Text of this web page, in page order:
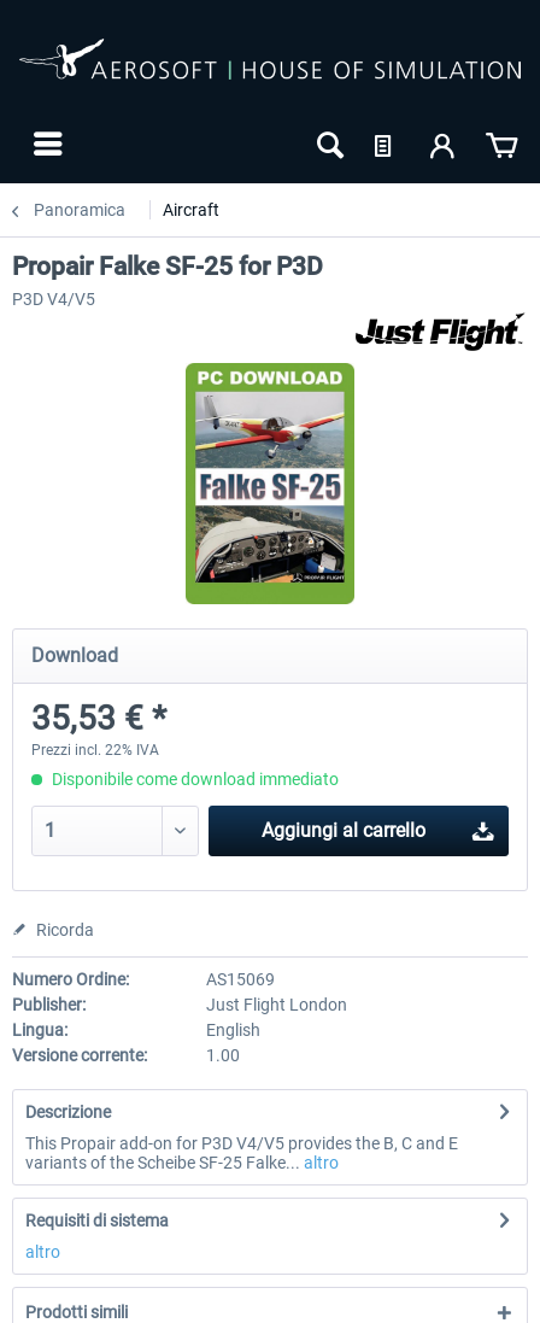
Panoramica Aircraft
A320 Family professional Bundle
81,97 € *
Aerosoft A320/A321
Propair Falke SF-25 for P3D
P3D V4/V5
Download
35,53 € *
Prezzi incl. 22% IVA
Disponibile come download immediato
Aggiungi al carrello
Ricorda
Numero Ordine:
AS15069
Publisher:
Just Flight London
Lingua:
English
Versione corrente:
1.00
Descrizione
This Propair add-on for P3D V4/V5 provides the B, C and E
variants of the Scheibe SF-25 Falke... altro
Requisiti di sistema
altro
Prodotti simili